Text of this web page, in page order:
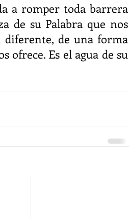
a romper toda barrera
de su Palabra que nos
diferente, de una forma
ofrece. Es el agua de su